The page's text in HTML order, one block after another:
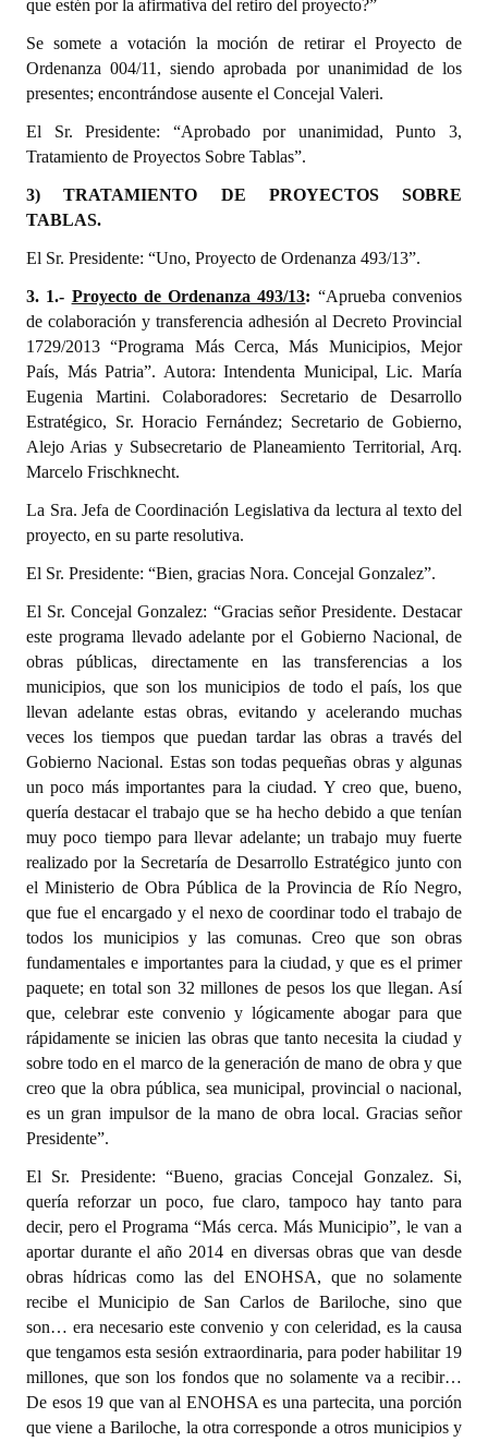
que estén por la afirmativa del retiro del proyecto?”
Se somete a votación la moción de retirar el Proyecto de
Ordenanza 004/11, siendo aprobada por unanimidad de los
presentes; encontrándose ausente el Concejal Valeri.
El Sr. Presidente: “Aprobado por unanimidad, Punto 3,
Tratamiento de Proyectos Sobre Tablas”.
3) TRATAMIENTO DE PROYECTOS SOBRE
TABLAS.
El Sr. Presidente: “Uno, Proyecto de Ordenanza 493/13”.
3. 1.- Proyecto de Ordenanza 493/13: “Aprueba convenios
de colaboración y transferencia adhesión al Decreto Provincial
1729/2013 “Programa Más Cerca, Más Municipios, Mejor
País, Más Patria”. Autora: Intendenta Municipal, Lic. María
Eugenia Martini. Colaboradores: Secretario de Desarrollo
Estratégico, Sr. Horacio Fernández; Secretario de Gobierno,
Alejo Arias y Subsecretario de Planeamiento Territorial, Arq.
Marcelo Frischknecht.
La Sra. Jefa de Coordinación Legislativa da lectura al texto del
proyecto, en su parte resolutiva.
El Sr. Presidente: “Bien, gracias Nora. Concejal Gonzalez”.
El Sr. Concejal Gonzalez: “Gracias señor Presidente. Destacar
este programa llevado adelante por el Gobierno Nacional, de
obras públicas, directamente en las transferencias a los
municipios, que son los municipios de todo el país, los que
llevan adelante estas obras, evitando y acelerando muchas
veces los tiempos que puedan tardar las obras a través del
Gobierno Nacional. Estas son todas pequeñas obras y algunas
un poco más importantes para la ciudad. Y creo que, bueno,
quería destacar el trabajo que se ha hecho debido a que tenían
muy poco tiempo para llevar adelante; un trabajo muy fuerte
realizado por la Secretaría de Desarrollo Estratégico junto con
el Ministerio de Obra Pública de la Provincia de Río Negro,
que fue el encargado y el nexo de coordinar todo el trabajo de
todos los municipios y las comunas. Creo que son obras
fundamentales e importantes para la ciudad, y que es el primer
paquete; en total son 32 millones de pesos los que llegan. Así
que, celebrar este convenio y lógicamente abogar para que
rápidamente se inicien las obras que tanto necesita la ciudad y
sobre todo en el marco de la generación de mano de obra y que
creo que la obra pública, sea municipal, provincial o nacional,
es un gran impulsor de la mano de obra local. Gracias señor
Presidente”.
El Sr. Presidente: “Bueno, gracias Concejal Gonzalez. Si,
quería reforzar un poco, fue claro, tampoco hay tanto para
decir, pero el Programa “Más cerca. Más Municipio”, le van a
aportar durante el año 2014 en diversas obras que van desde
obras hídricas como las del ENOHSA, que no solamente
recibe el Municipio de San Carlos de Bariloche, sino que
son… era necesario este convenio y con celeridad, es la causa
que tengamos esta sesión extraordinaria, para poder habilitar 19
millones, que son los fondos que no solamente va a recibir…
De esos 19 que van al ENOHSA es una partecita, una porción
que viene a Bariloche, la otra corresponde a otros municipios y